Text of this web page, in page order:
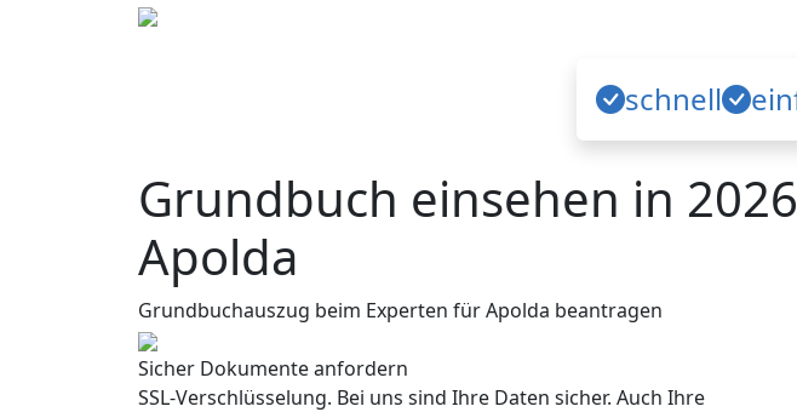
schnell
Grundbuch einsehen in
Apolda
Grundbuchauszug beim Experten für Apolda beantragen
Sicher Dokumente anfordern
SSL-Verschlüsselung. Bei uns sind Ihre Daten sicher. Auch Ihre